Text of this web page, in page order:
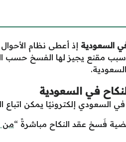
السعودية إذ أعطى نظام
مقنع يجيز لها الفسخ حسب
في السعودية
إلكترونيًا يمكن اتباع
فَسخ عقد النكاح مباشرةً “من